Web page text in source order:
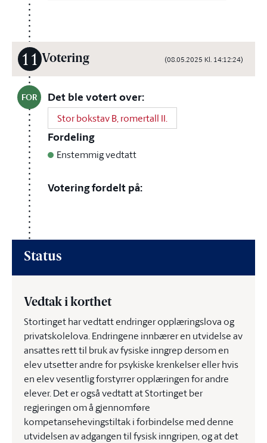
11 Votering (08.05.2025 Kl. 14:12:24)
FOR Det ble votert over:
Stor bokstav B, romertall II.
Fordeling
Enstemmig vedtatt
Votering fordelt på:
Status
Vedtak i korthet
Stortinget har vedtatt endringer opplæringslova og
privatskolelova. Endringene innbærer en utvidelse av
ansattes rett til bruk av fysiske inngrep dersom en
elev utsetter andre for psykiske krenkelser eller hvis
en elev vesentlig forstyrrer opplæringen for andre
elever. Det er også vedtatt at Stortinget ber
regjeringen om å gjennomføre
kompetansehevingstiltak i forbindelse med denne
utvidelsen av adgangen til fysisk inngripen, og at det